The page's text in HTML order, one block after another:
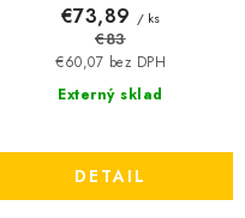
Externý sklad
€60,07 bez DPH
€73,89 / ks
€83
DETAIL